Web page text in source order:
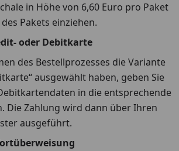
in Höhe von 6,60 Euro pro Paket
Pakets einziehen.
oder Debitkarte
des Bestellprozesses die Variante
ausgewählt haben, geben Sie
in die entsprechende
Die Zahlung wird dann über Ihren
ausgeführt.